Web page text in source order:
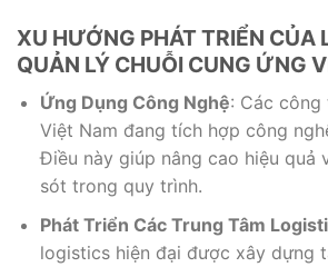
XU HƯỚNG PHÁT TRIỂN CỦA
QUẢN LÝ CHUỖI CUNG ỨNG
Ứng Dụng Công Nghệ: Các
Việt Nam đang tích hợp công
Điều này giúp nâng cao hiệu quả
sót trong quy trình.
Phát Triển Các Trung Tâm
logistics hiện đại được xây dựng